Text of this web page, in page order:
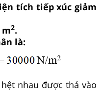
tích tiếp xúc giảm
m2.
là:
nhau được thả vào